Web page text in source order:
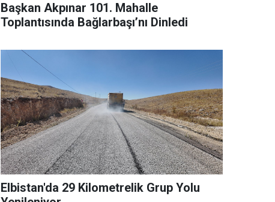
Başkan Akpınar 101. Mahalle
Toplantısında Bağlarbaşı’nı Dinledi
Elbistan'da 29 Kilometrelik Grup Yolu